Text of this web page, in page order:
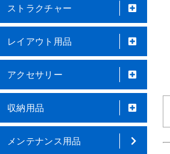
ストラクチャー
レイアウト用品
アクセサリー
収納用品
メンテナンス用品